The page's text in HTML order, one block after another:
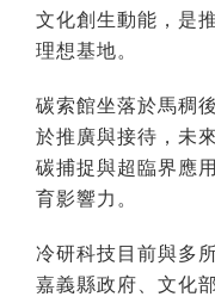
文化創生動能，是
理想基地。
碳索館坐落於馬稠
於推廣與接待，未
碳捕捉與超臨界應
育影響力。
冷研科技目前與多
嘉義縣政府、文化